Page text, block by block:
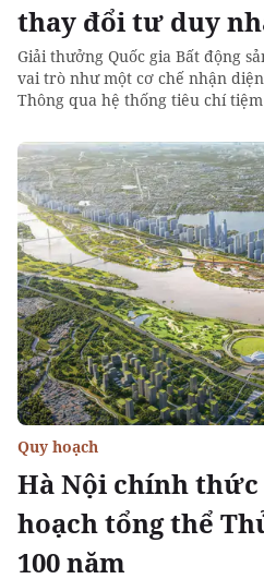
thay đổi tư duy
Giải thưởng Quốc gia Bất động
vai trò như một cơ chế nhận
Thông qua hệ thống tiêu chí
Hà Nội chính
hoạch tổng thể
100 năm
Quy hoạch